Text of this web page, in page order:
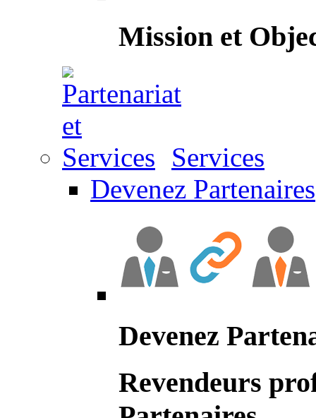
Mission et
Services
Devenez Partenaires
Devenez
Revendeurs